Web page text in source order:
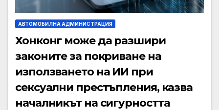
АВТОМОБИЛНА АДМИНИСТРАЦИЯ
Хонконг може да разшири
законите за покриване на
използването на ИИ при
сексуални престъпления, казва
началникът на сигурността